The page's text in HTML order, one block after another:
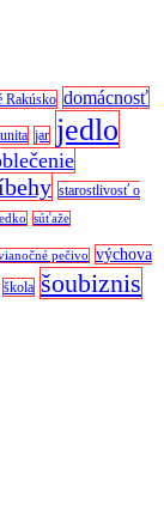
Rakúsko domácnosť
jar jedlo
starostlivosť o
súťaže
pečivo
výchova
škola šoubiznis